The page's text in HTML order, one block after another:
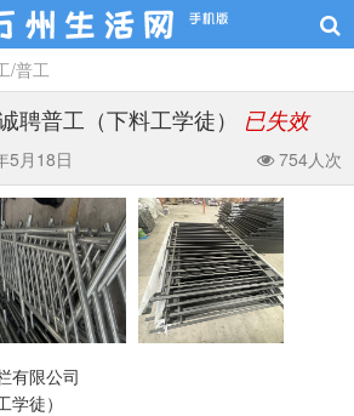
/普工
聘普工（下料工学徒） 已失效
5月18日 754人次
有限公司
徒）